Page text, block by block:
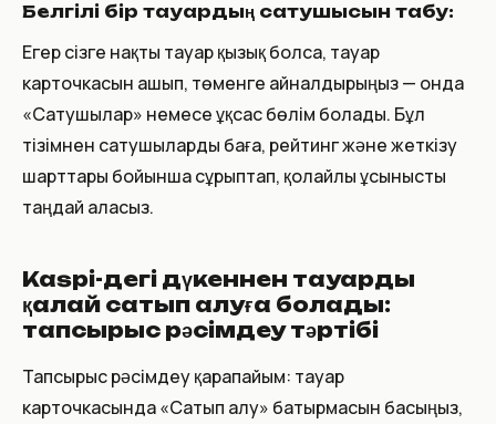
Белгілі бір тауардың сатушысын табу:
Егер сізге нақты тауар қызық болса, тауар
карточкасын ашып, төменге айналдырыңыз — онда
«Сатушылар» немесе ұқсас бөлім болады. Бұл
тізімнен сатушыларды баға, рейтинг және жеткізу
шарттары бойынша сұрыптап, қолайлы ұсынысты
таңдай аласыз.
Kaspi-дегі дүкеннен тауарды
қалай сатып алуға болады:
тапсырыс рәсімдеу тәртібі
Тапсырыс рәсімдеу қарапайым: тауар
карточкасында «Сатып алу» батырмасын басыңыз,